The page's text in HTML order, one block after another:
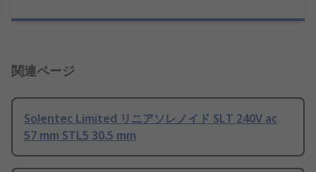
関連ページ
Solentec Limited リニアソレノイド SLT 240V ac
57 mm STL5 30.5 mm